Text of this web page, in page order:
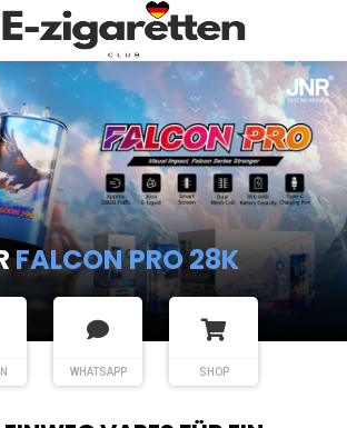
HOOKAH MAX
WHATSAPP SHOP